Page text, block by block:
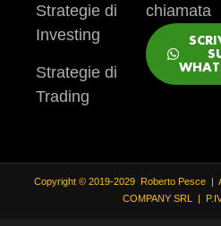
Strategie di
Investing
Strategie di
Trading
chiamata
Copyright © 2019-2029 Roberto Pesce |
COMPANY SRL |